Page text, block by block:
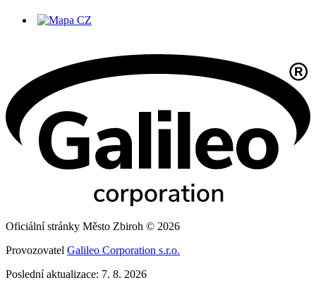
Oficiální stránky Město Zbiroh © 2026
Provozovatel Galileo Corporation s.r.o.
Poslední aktualizace: 7. 8. 2026